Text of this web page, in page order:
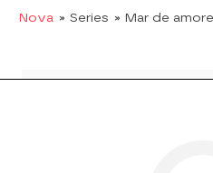
Nova » Series » Mar de